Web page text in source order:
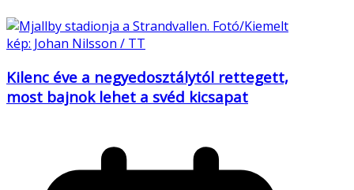
Kilenc éve a negyedosztálytól rettegett,
most bajnok lehet a svéd kicsapat